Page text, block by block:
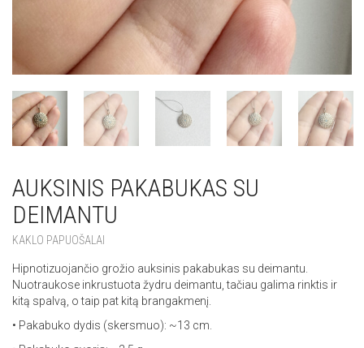
AUKSINIS PAKABUKAS SU
DEIMANTU
KAKLO PAPUOŠALAI
Hipnotizuojančio grožio auksinis pakabukas su deimantu.
Nuotraukose inkrustuota žydru deimantu, tačiau galima rinktis ir
kitą spalvą, o taip pat kitą brangakmenį.
• Pakabuko dydis (skersmuo): ~13 cm.